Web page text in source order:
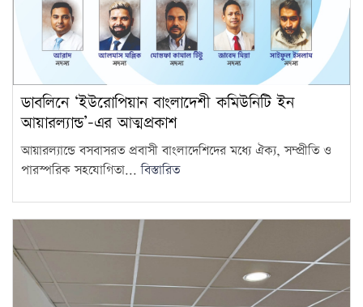
ডাবলিনে ‘ইউরোপিয়ান বাংলাদেশী কমিউনিটি ইন
আয়ারল্যান্ড’-এর আত্মপ্রকাশ
আয়ারল্যান্ডে বসবাসরত প্রবাসী বাংলাদেশিদের মধ্যে ঐক্য, সম্প্রীতি ও
পারস্পরিক সহযোগিতা...বিস্তারিত